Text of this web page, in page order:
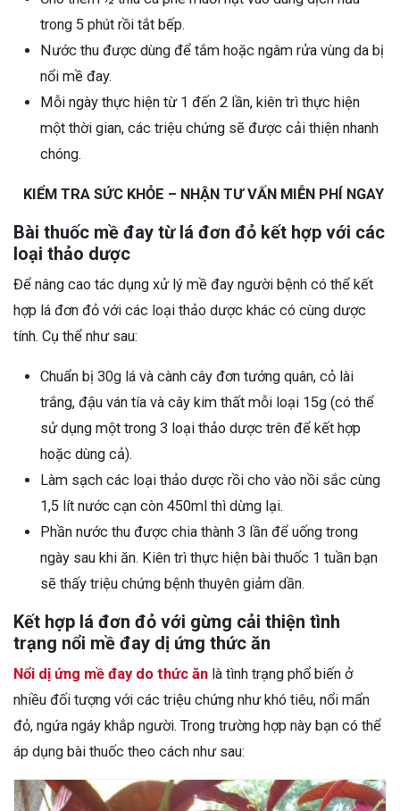
trong 5 phút rồi tắt bếp.
Nước thu được dùng để tắm hoặc ngâm rửa vùng da bị
nổi mề đay.
Mỗi ngày thực hiện từ 1 đến 2 lần, kiên trì thực hiện
một thời gian, các triệu chứng sẽ được cải thiện nhanh
chóng.
KIỂM TRA SỨC KHỎE – NHẬN TƯ VẤN MIỄN PHÍ NGAY
Bài thuốc mề đay từ lá đơn đỏ kết hợp với các
loại thảo dược
Để nâng cao tác dụng xử lý mề đay người bệnh có thể kết
hợp lá đơn đỏ với các loại thảo dược khác có cùng dược
tính. Cụ thể như sau:
Chuẩn bị 30g lá và cành cây đơn tướng quân, cỏ lài
trắng, đậu ván tía và cây kim thất mỗi loại 15g (có thể
sử dụng một trong 3 loại thảo dược trên để kết hợp
hoặc dùng cả).
Làm sạch các loại thảo dược rồi cho vào nồi sắc cùng
1,5 lít nước cạn còn 450ml thì dừng lại.
Phần nước thu được chia thành 3 lần để uống trong
ngày sau khi ăn. Kiên trì thực hiện bài thuốc 1 tuần bạn
sẽ thấy triệu chứng bệnh thuyên giảm dần.
Kết hợp lá đơn đỏ với gừng cải thiện tình
trạng nổi mề đay dị ứng thức ăn
Nổi dị ứng mề đay do thức ăn là tình trạng phổ biến ở
nhiều đối tượng với các triệu chứng như khó tiêu, nổi mẩn
đỏ, ngứa ngáy khắp người. Trong trường hợp này bạn có thể
áp dụng bài thuốc theo cách như sau: